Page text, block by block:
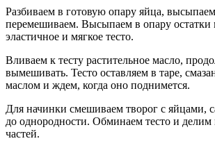
Разбиваем в готовую опару яйца,
перемешиваем. Высыпаем в опару
эластичное и мягкое тесто.
Вливаем к тесту растительное масло,
вымешивать. Тесто оставляем в таре,
маслом и ждем, когда оно поднимется.
Для начинки смешиваем творог с яйцами,
до однородности. Обминаем тесто и
частей.